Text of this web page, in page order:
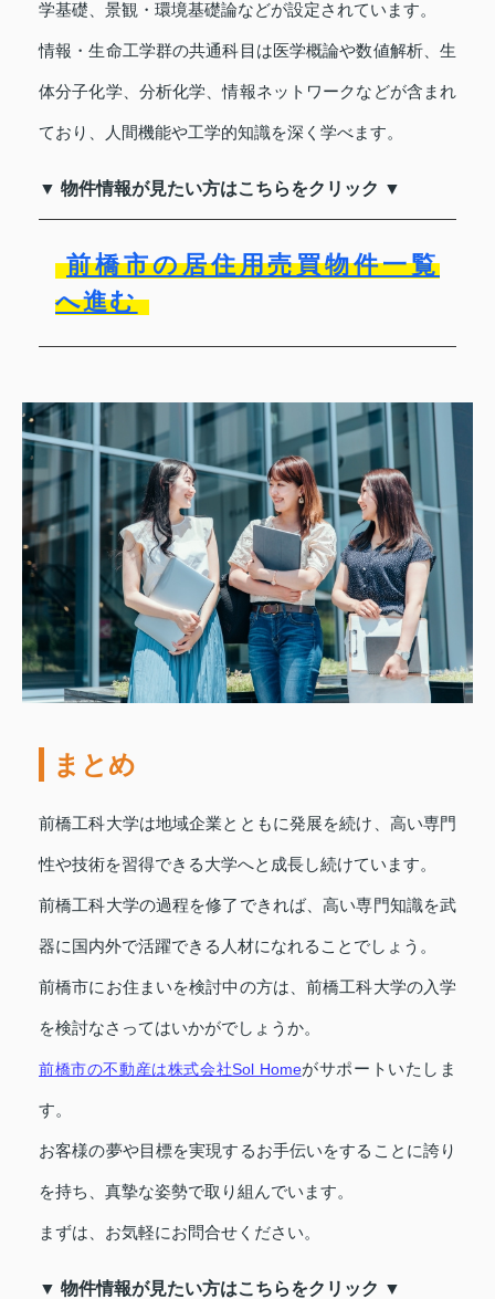
学基礎、景観・環境基礎論などが設定されています。
情報・生命工学群の共通科目は医学概論や数値解析、生
体分子化学、分析化学、情報ネットワークなどが含まれ
ており、人間機能や工学的知識を深く学べます。
▼ 物件情報が見たい方はこちらをクリック ▼
前橋市の居住用売買物件一覧
へ進む
まとめ
前橋工科大学は地域企業とともに発展を続け、高い専門
性や技術を習得できる大学へと成長し続けています。
前橋工科大学の過程を修了できれば、高い専門知識を武
器に国内外で活躍できる人材になれることでしょう。
前橋市にお住まいを検討中の方は、前橋工科大学の入学
を検討なさってはいかがでしょうか。
前橋市の不動産は株式会社Sol Homeがサポートいたしま
す。
お客様の夢や目標を実現するお手伝いをすることに誇り
を持ち、真摯な姿勢で取り組んでいます。
まずは、お気軽にお問合せください。
▼ 物件情報が見たい方はこちらをクリック ▼